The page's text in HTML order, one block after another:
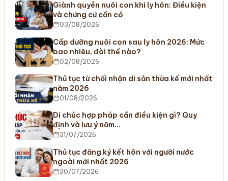
Giành quyền nuôi con khi ly hôn: Điều kiện
và chứng cứ cần có
03/08/2026
Cấp dưỡng nuôi con sau ly hôn 2026: Mức
bao nhiêu, đòi thế nào?
02/08/2026
Thủ tục từ chối nhận di sản thừa kế mới nhất
năm 2026
01/08/2026
Di chúc hợp pháp cần điều kiện gì? Quy
định và lưu ý năm…
31/07/2026
Thủ tục đăng ký kết hôn với người nước
ngoài mới nhất 2026
30/07/2026